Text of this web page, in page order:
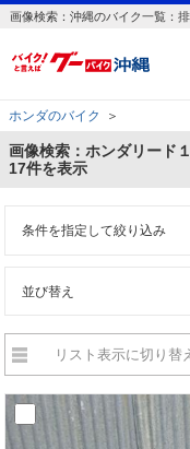
画像検索：沖縄のバイク一覧：
ホンダのバイク ＞
画像検索：ホンダリード
17件を表示
条件を指定して絞り込み
並び替え
リスト表示に切り替